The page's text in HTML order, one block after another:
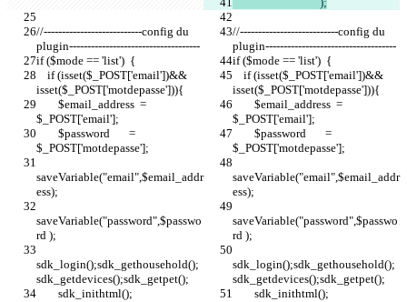
//---------------------------config du
plugin------------------------------------
//---------------------------config du
plugin------------------------------------
if ($mode == 'list')  {
if ($mode == 'list')  {
isset($_POST['motdepasse'])){
isset($_POST['motdepasse'])){
$_POST['email'];
$_POST['email'];
$_POST['motdepasse'];
$_POST['motdepasse'];
saveVariable("email",$email_addr
ess);
saveVariable("email",$email_addr
ess);
saveVariable("password",$passwo
rd );
saveVariable("password",$passwo
rd );
sdk_login();sdk_gethousehold();
sdk_getdevices();sdk_getpet();
sdk_login();sdk_gethousehold();
sdk_getdevices();sdk_getpet();
        sdk_inithtml();
        sdk_inithtml();